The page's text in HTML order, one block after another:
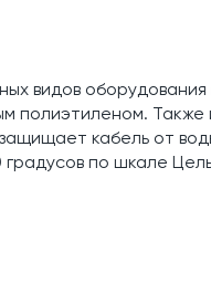
видов
полиэтиленом. Также
кабель от
по шкале